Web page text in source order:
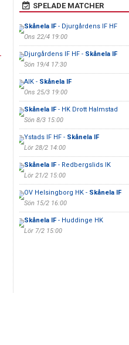
SPELADE MATCHER
Skånela IF- Djurgårdens IF HF
Ons 22/4 19:00
Djurgårdens IF HF - Skånela IF
Sön 19/4 17:30
AIK - Skånela IF
Ons 25/3 19:00
Skånela IF- HK Drott Halmstad
Sön 8/3 15:00
Ystads IF HF - Skånela IF
Lör 28/2 14:00
Skånela IF- Redbergslids IK
Lör 21/2 15:00
OV Helsingborg HK - Skånela IF
Sön 15/2 16:00
Skånela IF- Huddinge HK
Lör 7/2 15:00